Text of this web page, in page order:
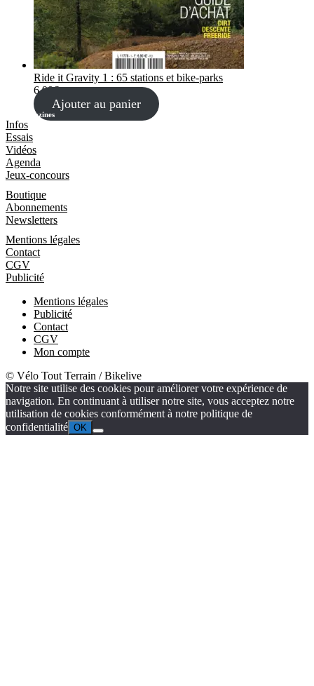
Ride it Gravity 1 : 65 stations et bike-parks
6,90€
Ajouter au panier
Les Magazines
Infos
Essais
Vidéos
Agenda
Jeux-concours
Boutique
Abonnements
Newsletters
Mentions légales
Contact
CGV
Publicité
Mentions légales
Publicité
Contact
CGV
Mon compte
© Vélo Tout Terrain / Bikelive
Notre site utilise des cookies pour améliorer votre expérience de
navigation. En continuant à utiliser notre site, vous acceptez notre
utilisation de cookies conformément à notre politique de
confidentialité OK